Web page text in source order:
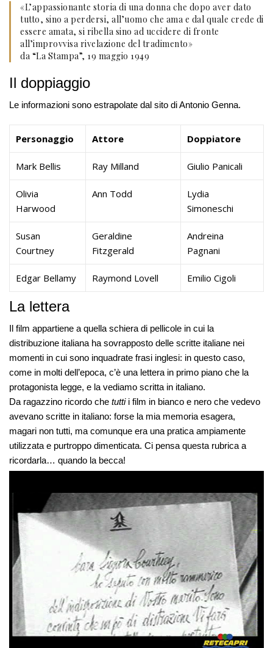
«L’appassionante storia di una donna che dopo aver dato
tutto, sino a perdersi, all’uomo che ama e dal quale crede di
essere amata, si ribella sino ad uccidere di fronte
all’improvvisa rivelazione del tradimento»
da “La Stampa”, 19 maggio 1949
Il doppiaggio
Le informazioni sono estrapolate dal sito di Antonio Genna.
Personaggio Attore Doppiatore
Mark Bellis Ray Milland Giulio Panicali
Olivia
Harwood
Ann Todd
Lydia
Simoneschi
Susan
Courtney
Geraldine
Fitzgerald
Andreina
Pagnani
Edgar Bellamy Raymond Lovell Emilio Cigoli
La lettera
Il film appartiene a quella schiera di pellicole in cui la
distribuzione italiana ha sovrapposto delle scritte italiane nei
momenti in cui sono inquadrate frasi inglesi: in questo caso,
come in molti dell’epoca, c’è una lettera in primo piano che la
protagonista legge, e la vediamo scritta in italiano.
Da ragazzino ricordo che tuttii film in bianco e nero che vedevo
avevano scritte in italiano: forse la mia memoria esagera,
magari non tutti, ma comunque era una pratica ampiamente
utilizzata e purtroppo dimenticata. Ci pensa questa rubrica a
ricordarla… quando la becca!